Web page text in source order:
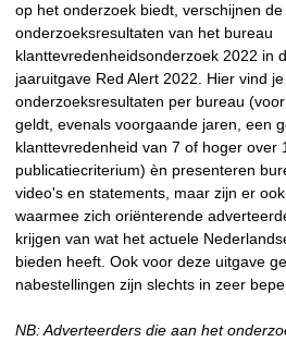
op het onderzoek biedt, verschijnen
onderzoeksresultaten van het bureau
klanttevredenheidsonderzoek 2022 in
jaaruitgave Red Alert 2022. Hier vind
onderzoeksresultaten per bureau
geldt, evenals voorgaande jaren, een
klanttevredenheid van 7 of hoger over
publicatiecriterium) èn presenteren
video's en statements, maar zijn er
waarmee zich oriënterende
krijgen van wat het actuele
bieden heeft. Ook voor deze uitgave
nabestellingen zijn slechts in zeer
NB: Adverteerders die aan het